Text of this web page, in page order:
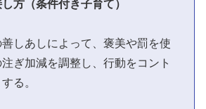
方（条件付き子育て）
しあしによって、褒美や罰を使
ぎ加減を調整し、行動をコント
る。